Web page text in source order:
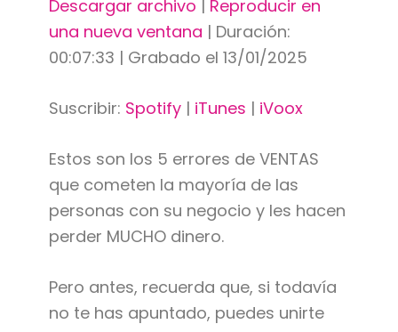
Descargar archivo | Reproducir en
una nueva ventana | Duración:
00:07:33 | Grabado el 13/01/2025
Suscribir: Spotify| iTunes | iVoox
Estos son los 5 errores de VENTAS
que cometen la mayoría de las
personas con su negocio y les hacen
perder MUCHO dinero.
Pero antes, recuerda que, si todavía
no te has apuntado, puedes unirte